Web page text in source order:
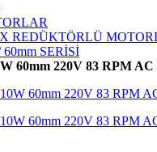
REDÜKTÖRLÜ
SERİSİ
60mm 220V 83 RPM